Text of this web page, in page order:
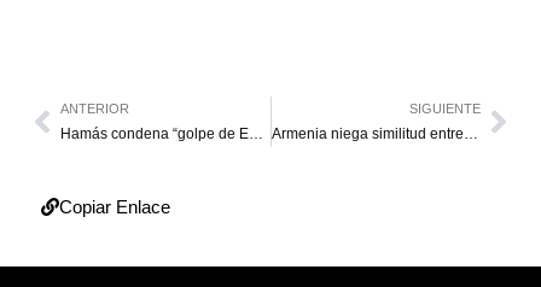
ANTERIOR
Hamás condena “golpe de Estado” contra Maduro
SIGUIENTE
Armenia niega similitud entre su “revolución” y la crisis venezolana
Copiar Enlace